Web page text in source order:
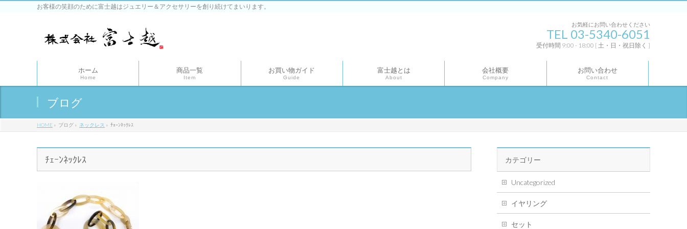
お客様の笑顔のために富士越はジュエリー＆アクセサリーを創り続けてまいります。
お気軽にお問い合わせください
TEL 03-5340-6051
受付時間 9:00 - 18:00 [ 土・日・祝日除く ]
ホーム
Home
商品一覧
Item
お買い物ガイド
Guide
富士越とは
About
会社概要
Company
お問い合わせ
Contact
ブログ
HOME » ブログ » ネックレス » ﾁｪｰﾝﾈｯｸﾚｽ
ﾁｪｰﾝﾈｯｸﾚｽ カテゴリー
Uncategorized
イヤリング
セット